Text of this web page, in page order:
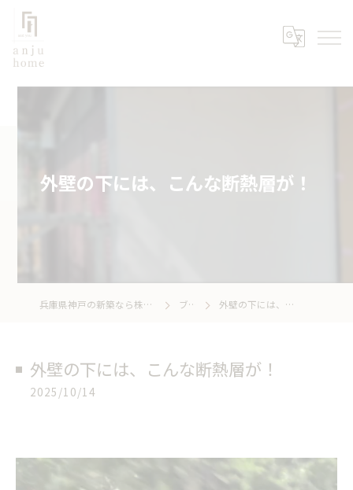
外壁の下には、こんな断熱層が！
兵庫県神戸の新築なら株式会社あんじゅホーム ブログ 外壁の下には、こんな断熱層が！
外壁の下には、こんな断熱層が！
2025/10/14